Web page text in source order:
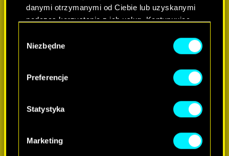
danymi otrzymanymi od Ciebie lub uzyskanymi
podczas korzystania z ich usług. Kontynuując
używanie plików cookie.
zgody
Niezbędne
Preferencje
Statystyka
Marketing